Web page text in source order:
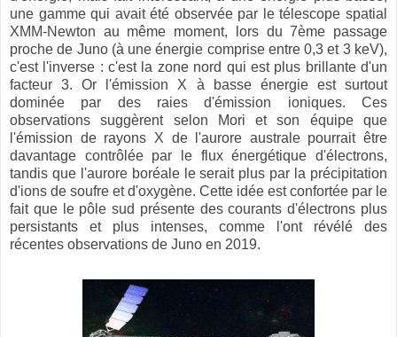
une gamme qui avait été observée par le télescope spatial
XMM-Newton au même moment, lors du 7ème passage
proche de Juno (à une énergie comprise entre 0,3 et 3 keV),
c'est l'inverse : c'est la zone nord qui est plus brillante d'un
facteur 3. Or l'émission X à basse énergie est surtout
dominée par des raies d'émission ioniques. Ces
observations suggèrent selon Mori et son équipe que
l'émission de rayons X de l'aurore australe pourrait être
davantage contrôlée par le flux énergétique d'électrons,
tandis que l'aurore boréale le serait plus par la précipitation
d'ions de soufre et d'oxygène. Cette idée est confortée par le
fait que le pôle sud présente des courants d'électrons plus
persistants et plus intenses, comme l'ont révélé des
récentes observations de Juno en 2019.